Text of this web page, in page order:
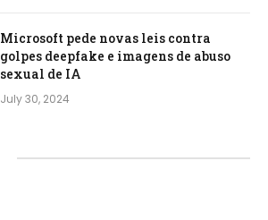
Microsoft pede novas leis contra
golpes deepfake e imagens de abuso
sexual de IA
July 30, 2024